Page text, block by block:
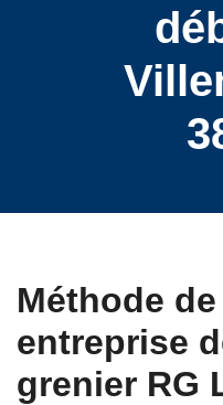
Méthode
entreprise
grenier RG